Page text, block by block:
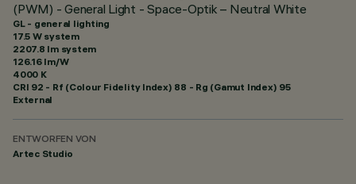
(PWM) - General Light - Space-Optik – Neutral White
GL - general lighting
17.5 W system
2207.8 lm system
126.16 lm/W
4000 K
CRI 92 - Rf (Colour Fidelity Index) 88 - Rg (Gamut Index) 95
External
ENTWORFEN VON
Artec Studio